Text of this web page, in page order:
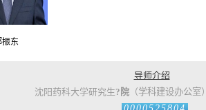
振东
导师介绍
沈阳药科大学研究生? 院 （学科建设办公室）